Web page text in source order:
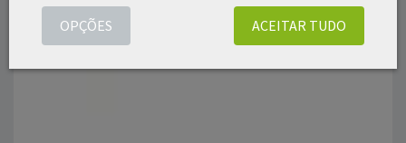
ACEITAR TUDO
OPÇÕES